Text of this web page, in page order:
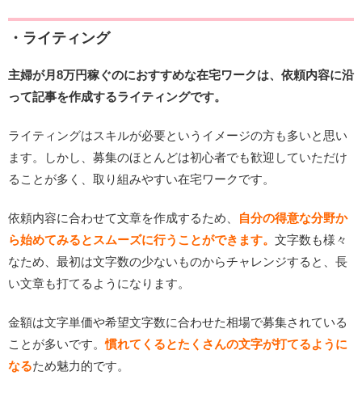
・ライティング
主婦が月8万円稼ぐのにおすすめな在宅ワークは、依頼内容に沿
って記事を作成するライティングです。
ライティングはスキルが必要というイメージの方も多いと思い
ます。しかし、募集のほとんどは初心者でも歓迎していただけ
ることが多く、取り組みやすい在宅ワークです。
依頼内容に合わせて文章を作成するため、
自分の得意な分野か
ら始めてみるとスムーズに行うことができます。 文字数も様々
なため、最初は文字数の少ないものからチャレンジすると、長
い文章も打てるようになります。
金額は文字単価や希望文字数に合わせた相場で募集されている
ことが多いです。慣れてくるとたくさんの文字が打てるように
なるため魅力的です。